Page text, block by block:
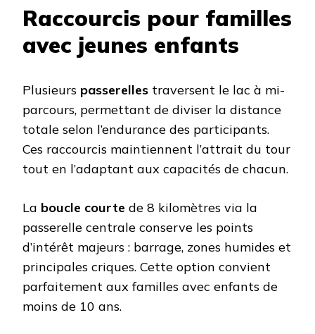
Raccourcis pour familles
avec jeunes enfants
Plusieurs passerelles traversent le lac à mi-
parcours, permettant de diviser la distance
totale selon l’endurance des participants.
Ces raccourcis maintiennent l’attrait du tour
tout en l’adaptant aux capacités de chacun.
La boucle courte de 8 kilomètres via la
passerelle centrale conserve les points
d’intérêt majeurs : barrage, zones humides et
principales criques. Cette option convient
parfaitement aux familles avec enfants de
moins de 10 ans.